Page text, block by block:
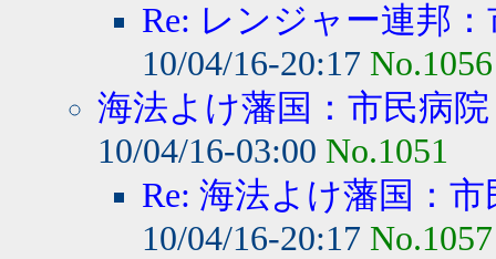
Re: レンジャー連邦
10/04/16-20:17 No.1056
海法よけ藩国：市民病
10/04/16-03:00 No.1051
Re: 海法よけ藩国：
10/04/16-20:17 No.1057